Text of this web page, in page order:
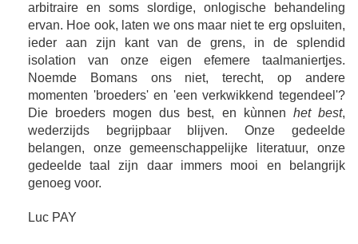
arbitraire en soms slordige, onlogische behandeling
ervan. Hoe ook, laten we ons maar niet te erg opsluiten,
ieder aan zijn kant van de grens, in de splendid
isolation van onze eigen efemere taalmaniertjes.
Noemde Bomans ons niet, terecht, op andere
momenten 'broeders' en 'een verkwikkend tegendeel'?
Die broeders mogen dus best, en kùnnen het best,
wederzijds begrijpbaar blijven. Onze gedeelde
belangen, onze gemeenschappelijke literatuur, onze
gedeelde taal zijn daar immers mooi en belangrijk
genoeg voor.
Luc PAY